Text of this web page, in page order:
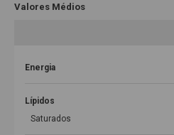
Valores Médios
Energia
Lípidos
Saturados